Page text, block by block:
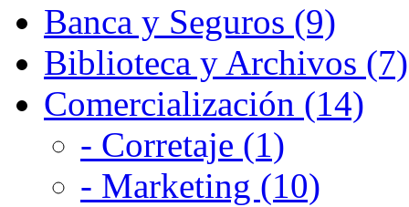
Banca y Seguros (9)
Biblioteca y Archivos (7)
Comercialización (14)
- Corretaje (1)
- Marketing (10)